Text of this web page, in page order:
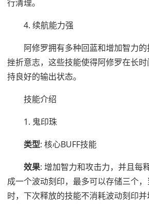
行清理。
4. 续航能力强
阿修罗拥有多种回蓝和增加智力
挫折意志，这些技能使得阿修罗在长
持良好的输出状态。
技能介绍
1. 鬼印珠
类型: 核心BUFF技能
效果: 增加智力和攻击力，并且每
成一个波动刻印，最多可以存储三个
时，下次释放的技能不消耗波动刻印并